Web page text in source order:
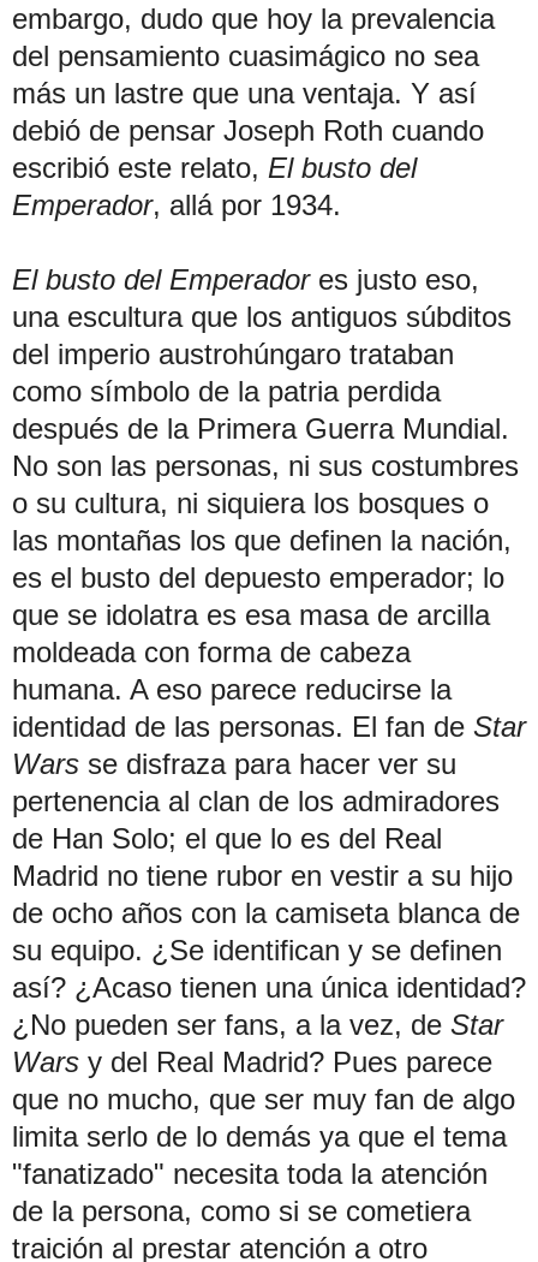
embargo, dudo que hoy la prevalencia
del pensamiento cuasimágico no sea
más un lastre que una ventaja. Y así
debió de pensar Joseph Roth cuando
escribió este relato, El busto del
Emperador, allá por 1934.
El busto del Emperadores justo eso,
una escultura que los antiguos súbditos
del imperio austrohúngaro trataban
como símbolo de la patria perdida
después de la Primera Guerra Mundial.
No son las personas, ni sus costumbres
o su cultura, ni siquiera los bosques o
las montañas los que definen la nación,
es el busto del depuesto emperador; lo
que se idolatra es esa masa de arcilla
moldeada con forma de cabeza
humana. A eso parece reducirse la
identidad de las personas. El fan de Star
Wars se disfraza para hacer ver su
pertenencia al clan de los admiradores
de Han Solo; el que lo es del Real
Madrid no tiene rubor en vestir a su hijo
de ocho años con la camiseta blanca de
su equipo. ¿Se identifican y se definen
así? ¿Acaso tienen una única identidad?
¿No pueden ser fans, a la vez, de Star
Wars y del Real Madrid? Pues parece
que no mucho, que ser muy fan de algo
limita serlo de lo demás ya que el tema
"fanatizado" necesita toda la atención
de la persona, como si se cometiera
traición al prestar atención a otro